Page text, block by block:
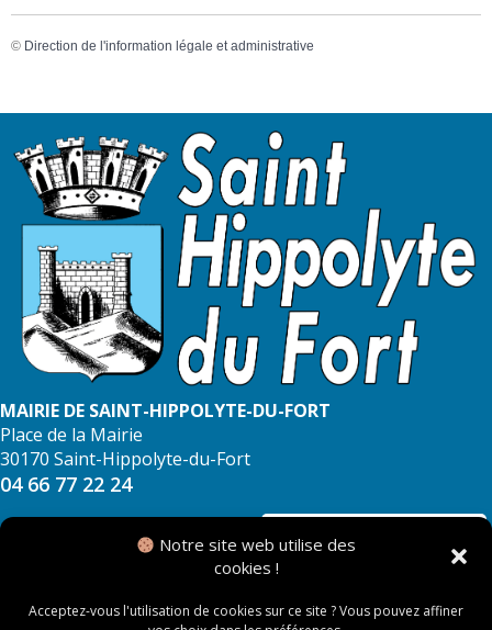
Notre site web utilise des
cookies !
Acceptez-vous l'utilisation de cookies sur ce site ? Vous pouvez affiner
© Direction de l'information légale et administrative
MAIRIE DE SAINT-HIPPOLYTE-DU-FORT
Place de la Mairie
30170 Saint-Hippolyte-du-Fort
04 66 77 22 24
NOUS CONTACTER